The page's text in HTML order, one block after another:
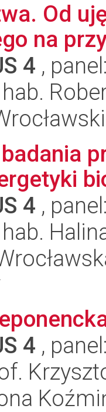
Od
na
4 ,
4 ,
4 ,